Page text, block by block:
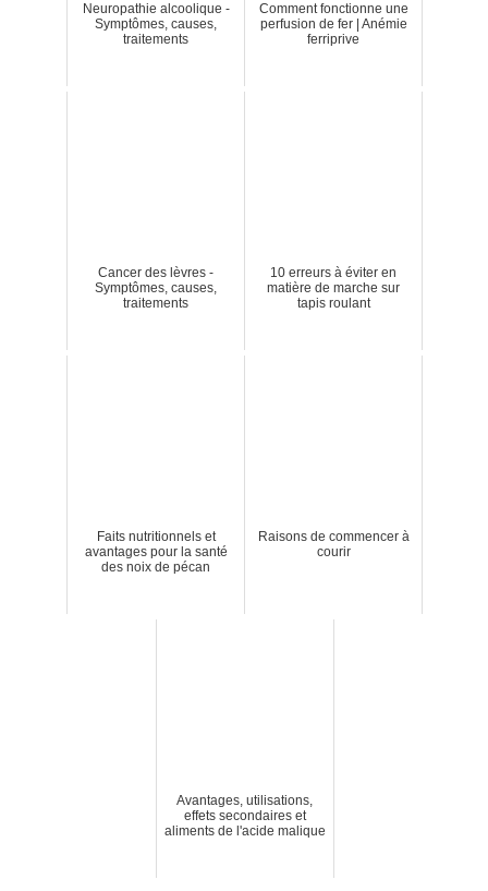
Neuropathie alcoolique -
Symptômes, causes,
traitements
Comment fonctionne une
perfusion de fer | Anémie
ferriprive
Cancer des lèvres -
Symptômes, causes,
traitements
10 erreurs à éviter en
matière de marche sur
tapis roulant
Faits nutritionnels et
avantages pour la santé
des noix de pécan
Raisons de commencer à
courir
Avantages, utilisations,
effets secondaires et
aliments de l'acide malique